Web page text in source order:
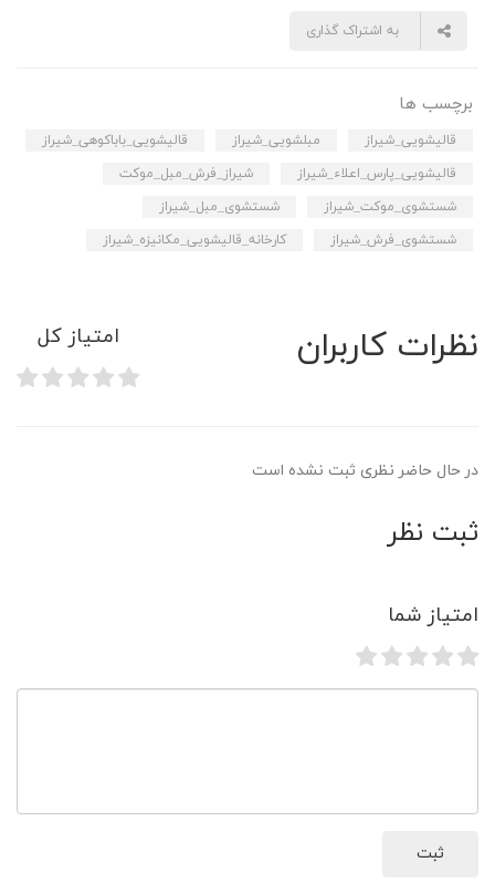
به اشتراک گذاری
برچسب ها
قالیشویی_شیراز مبلشویی_شیراز
قالیشویی_باباکوهی_شیراز
قالیشویی_پارس_اعلاء_شیراز
شیراز_فرش_مبل_موکت
شستشوی_موکت_شیراز
شستشوی_مبل_شیراز
شستشوی_فرش_شیراز
کارخانه_قالیشویی_مکانیزه_شیراز
نظرات کاربران امتیاز کل
در حال حاضر نظری ثبت نشده است
ثبت نظر
امتیاز شما
ثبت